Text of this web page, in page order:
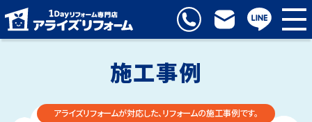
施工事例
アライズリフォームが対応した、リフォームの施工事例です。